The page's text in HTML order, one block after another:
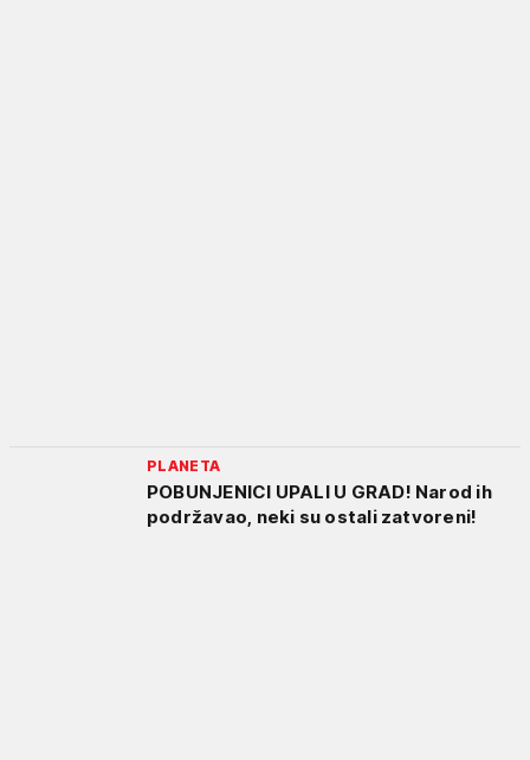
PLANETA
POBUNJENICI UPALI U GRAD! Narod ih
podržavao, neki su ostali zatvoreni!